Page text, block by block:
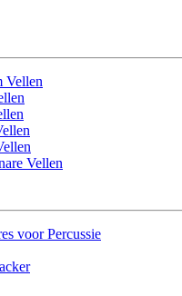
Vellen
Vellen
voor Percussie